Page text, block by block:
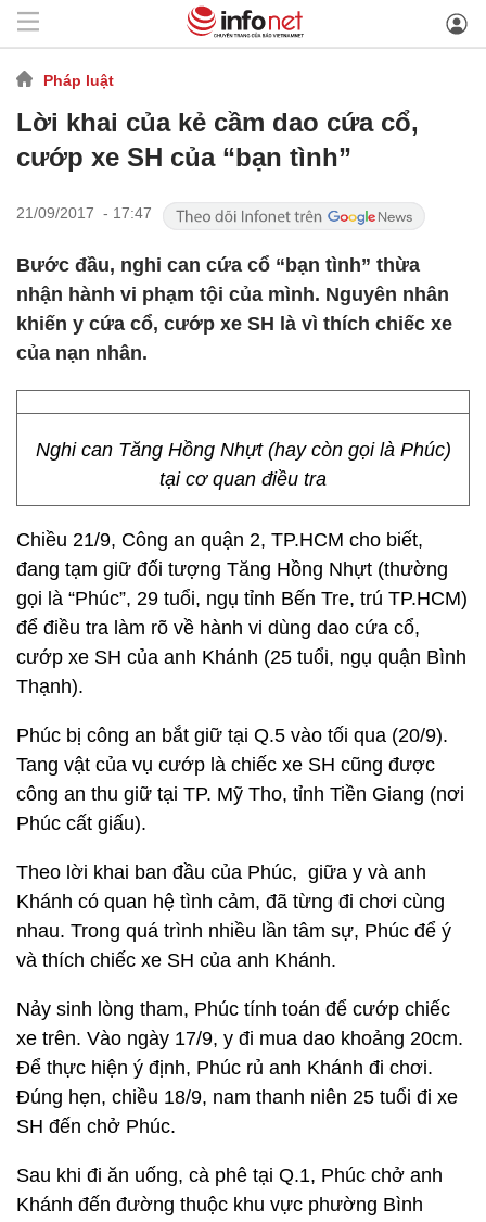
Pháp luật
Lời khai của kẻ cầm dao cứa cổ,
cướp xe SH của “bạn tình”
21/09/2017 - 17:47
Bước đầu, nghi can cứa cổ “bạn tình” thừa
nhận hành vi phạm tội của mình. Nguyên nhân
khiến y cứa cổ, cướp xe SH là vì thích chiếc xe
của nạn nhân.
Nghi can Tăng Hồng Nhựt (hay còn gọi là Phúc)
tại cơ quan điều tra
Chiều 21/9, Công an quận 2, TP.HCM cho biết,
đang tạm giữ đối tượng Tăng Hồng Nhựt (thường
gọi là “Phúc”, 29 tuổi, ngụ tỉnh Bến Tre, trú TP.HCM)
để điều tra làm rõ về hành vi dùng dao cứa cổ,
cướp xe SH của anh Khánh (25 tuổi, ngụ quận Bình
Thạnh).
Phúc bị công an bắt giữ tại Q.5 vào tối qua (20/9).
Tang vật của vụ cướp là chiếc xe SH cũng được
công an thu giữ tại TP. Mỹ Tho, tỉnh Tiền Giang (nơi
Phúc cất giấu).
Theo lời khai ban đầu của Phúc, giữa y và anh
Khánh có quan hệ tình cảm, đã từng đi chơi cùng
nhau. Trong quá trình nhiều lần tâm sự, Phúc để ý
và thích chiếc xe SH của anh Khánh.
Nảy sinh lòng tham, Phúc tính toán để cướp chiếc
xe trên. Vào ngày 17/9, y đi mua dao khoảng 20cm.
Để thực hiện ý định, Phúc rủ anh Khánh đi chơi.
Đúng hẹn, chiều 18/9, nam thanh niên 25 tuổi đi xe
SH đến chở Phúc.
Sau khi đi ăn uống, cà phê tại Q.1, Phúc chở anh
Khánh đến đường thuộc khu vực phường Bình